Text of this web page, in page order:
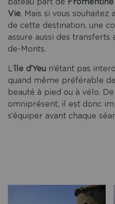
bateau part de Fromentine
Vie. Mais si vous souhaitez
de cette destination, une
assure aussi des
de-Monts.
L’île d’Yeu n’étant pas
quand même préférable
beauté à pied ou à vélo.
omniprésent, il est donc
s’équiper avant chaque